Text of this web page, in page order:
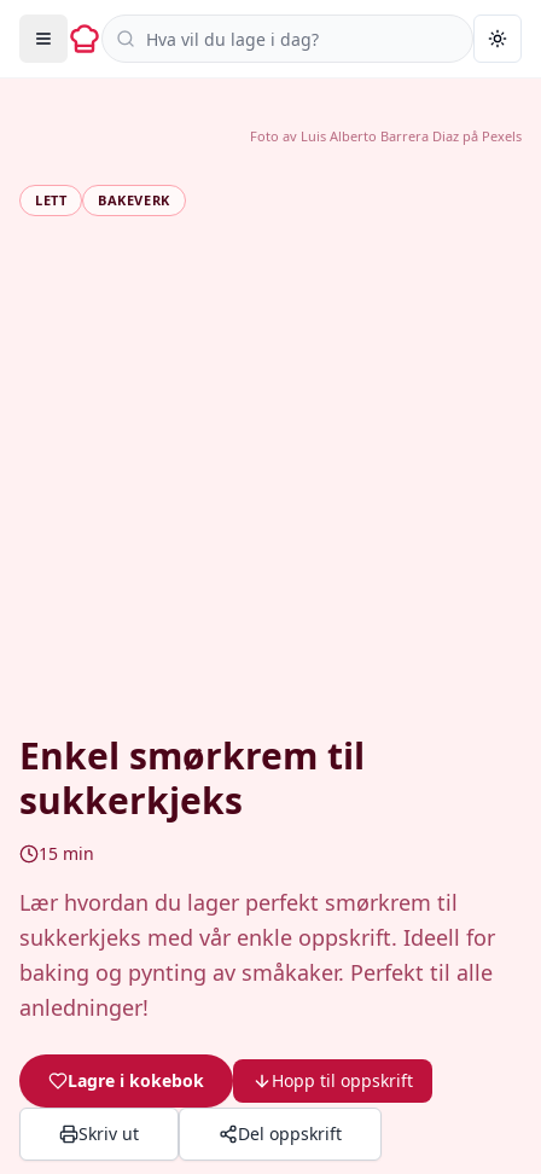
Søk i oppskrifter
LETT BAKEVERK
Enkel smørkrem til
sukkerkjeks
15 min
Lær hvordan du lager perfekt smørkrem til
sukkerkjeks med vår enkle oppskrift. Ideell for
baking og pynting av småkaker. Perfekt til alle
anledninger!
Lagre i kokebok Hopp til oppskrift
Skriv ut Del oppskrift
Foto av Luis Alberto Barrera Diaz på Pexels